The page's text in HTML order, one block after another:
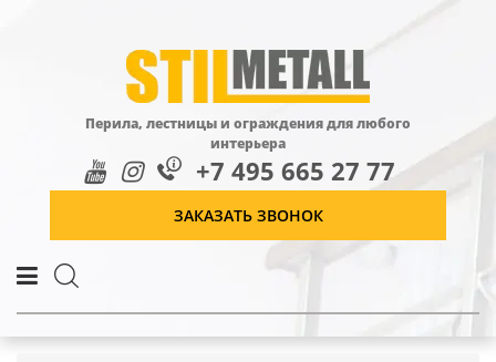
Перила, лестницы и ограждения для любого
интерьера
+7 495 665 27 77
ЗАКАЗАТЬ ЗВОНОК